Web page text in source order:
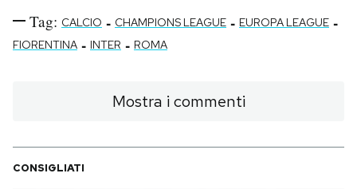
Tag: CALCIO - CHAMPIONS LEAGUE - EUROPA LEAGUE -
FIORENTINA - INTER - ROMA
Mostra i commenti
CONSIGLIATI